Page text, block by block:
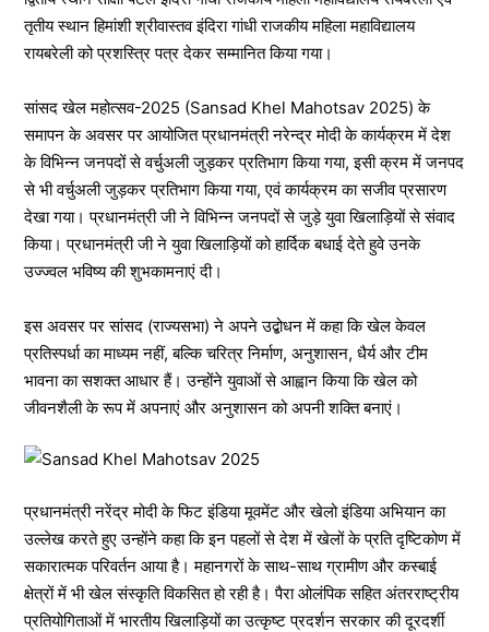
तृतीय स्थान हिमांशी श्रीवास्तव इंदिरा गांधी राजकीय महिला महाविद्यालय
रायबरेली को प्रशस्त्रि पत्र देकर सम्मानित किया गया।
सांसद खेल महोत्सव-2025 (Sansad Khel Mahotsav 2025) के
समापन के अवसर पर आयोजित प्रधानमंत्री नरेन्द्र मोदी के कार्यक्रम में देश
के विभिन्न जनपदों से वर्चुअली जुड़कर प्रतिभाग किया गया, इसी क्रम में जनपद
से भी वर्चुअली जुड़कर प्रतिभाग किया गया, एवं कार्यक्रम का सजीव प्रसारण
देखा गया। प्रधानमंत्री जी ने विभिन्न जनपदों से जुड़े युवा खिलाड़ियों से संवाद
किया। प्रधानमंत्री जी ने युवा खिलाड़ियों को हार्दिक बधाई देते हुवे उनके
उज्ज्वल भविष्य की शुभकामनाएं दी।
इस अवसर पर सांसद (राज्यसभा) ने अपने उद्बोधन में कहा कि खेल केवल
प्रतिस्पर्धा का माध्यम नहीं, बल्कि चरित्र निर्माण, अनुशासन, धैर्य और टीम
भावना का सशक्त आधार हैं। उन्होंने युवाओं से आह्वान किया कि खेल को
जीवनशैली के रूप में अपनाएं और अनुशासन को अपनी शक्ति बनाएं।
प्रधानमंत्री नरेंद्र मोदी के फिट इंडिया मूवमेंट और खेलो इंडिया अभियान का
उल्लेख करते हुए उन्होंने कहा कि इन पहलों से देश में खेलों के प्रति दृष्टिकोण में
सकारात्मक परिवर्तन आया है। महानगरों के साथ-साथ ग्रामीण और कस्बाई
क्षेत्रों में भी खेल संस्कृति विकसित हो रही है। पैरा ओलंपिक सहित अंतरराष्ट्रीय
प्रतियोगिताओं में भारतीय खिलाड़ियों का उत्कृष्ट प्रदर्शन सरकार की दूरदर्शी